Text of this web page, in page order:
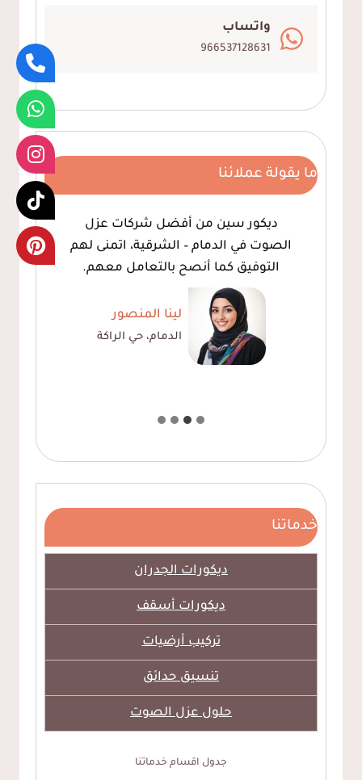
واتساب
966537128631
ما يقولة عملائنا
ديكور سين من أفضل شركات عزل
الصوت في الدمام – الشرقية، اتمنى لهم
التوفيق كما أنصح بالتعامل معهم.
لينا المنصور
الدمام، حي الراكة
خدماتنا
ديكورات الجدران
ديكورات أسقف
تركيب أرضيات
تنسيق حدائق
حلول عزل الصوت
جدول اقسام خدماتنا